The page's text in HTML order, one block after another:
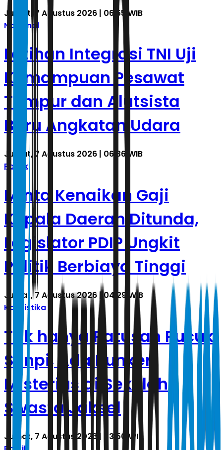
Jumat, 7 Agustus 2026 | 06.55 WIB
Nasional
Latihan Integrasi TNI Uji
Kemampuan Pesawat
Tempur dan Alutsista
Baru Angkatan Udara
Jumat, 7 Agustus 2026 | 06.36 WIB
Politik
Minta Kenaikan Gaji
Kepala Daerah Ditunda,
Legislator PDIP Ungkit
Politik Berbiaya Tinggi
Jumat, 7 Agustus 2026 | 04.29 WIB
Kasuistika
Tak hanya Ratusan Pucuk
Senpi, Ada Bunker
Misterius di Sekolah
Swasta Jaksel
Jumat, 7 Agustus 2026 | 03.50 WIB